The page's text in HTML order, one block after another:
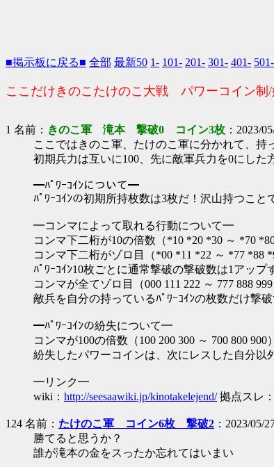
■掲示板に戻る■ 全部 最新50 1- 101- 201- 301- 401- 501-
ここだけきのこたけのこ大戦 パワーコイン制/
1 名前： きのこ軍 滝本 撃破0 コイン3枚 ：2023/
ここではきのこ軍、たけのこ軍に分かれて、持
初期兵力は互いに100、先に敵軍兵力を0にした
━ﾊﾟﾜｰｺｲﾝについて━
ﾊﾟﾜｰｺｲﾝの初期所持枚数は3枚だ！沢山持つこと
━コンマによって取れる行動について━
コンマ下二桁が10の倍数（*10 *20 *30 ～ *70
コンマ下二桁がゾロ目（*00 *11 *22 ～ *77 *88
ﾊﾟﾜｰｺｲﾝ10枚ごとに通常撃破の撃破数は1アップ
コンマが全てゾロ目（000 111 222 ～ 777 888
敵兵を自分の持っているﾊﾟﾜｰｺｲﾝの枚数だけ撃破
━ﾊﾟﾜｰｺｲﾝの紛失について━
コンマが100の倍数（100 200 300 ～ 700 800
紛失したパワーコインは、次にレスした自分以
━リンク━
wiki： http://seesaawiki.jp/kinotakelejend/拠点スレ：
124 名前： たけのこ軍 コイン6枚 撃破2 ：2023/05/
勝てると思うか？
誰が滝本の金をスったか忘れてはいまい